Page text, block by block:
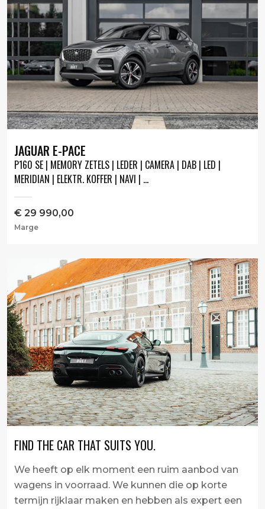
JAGUAR E-PACE
P160 SE | MEMORY ZETELS | LEDER | CAMERA | DAB | LED |
MERIDIAN | ELEKTR. KOFFER | NAVI | ...
€ 29 990,00
Marge
FIND THE CAR THAT SUITS YOU.
We heeft op elk moment een ruim aanbod van
wagens in voorraad. We kunnen die op korte
termijn rijklaar maken en hebben als expert een